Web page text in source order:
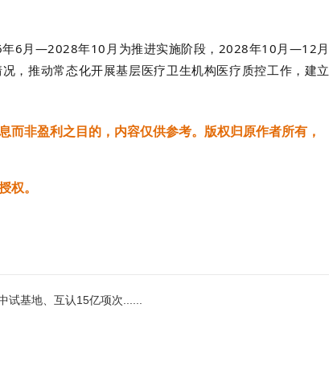
6月—2028年10月为推进实施阶段，2028年10月—12月
，推动常态化开展基层医疗卫生机构医疗质控工作，建立
非盈利之目的，内容仅供参考。版权归原作者所有，
权。
试基地、互认15亿项次......